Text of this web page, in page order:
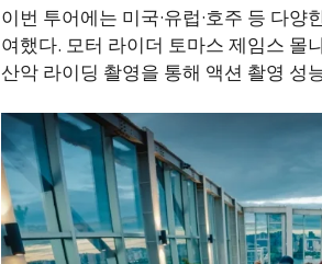
이번 투어에는 미국·유럽·호주 등 다
여했다. 모터 라이더 토마스 제임스
산악 라이딩 촬영을 통해 액션 촬영 성